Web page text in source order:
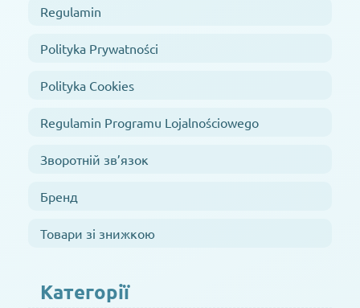
Regulamin
Polityka Prywatności
Polityka Cookies
Regulamin Programu Lojalnościowego
Зворотній зв’язок
Бренд
Товари зі знижкою
Категорії